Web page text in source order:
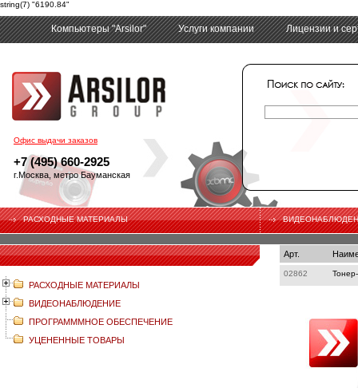
string(7) "6190.84"
Офис выдачи заказов
+7 (495) 660-2925
г.Москва, метро Бауманская
Компьютеры "Arsilor" Услуги компании Лицензии и
РАСХОДНЫЕ МАТЕРИАЛЫ
РАСХОДНЫЕ МАТЕРИАЛЫ
ВИДЕОНАБЛЮДЕНИЕ
ПРОГРАМММНОЕ ОБЕСПЕЧЕНИЕ
УЦЕНЕННЫЕ ТОВАРЫ
Арт.
02862